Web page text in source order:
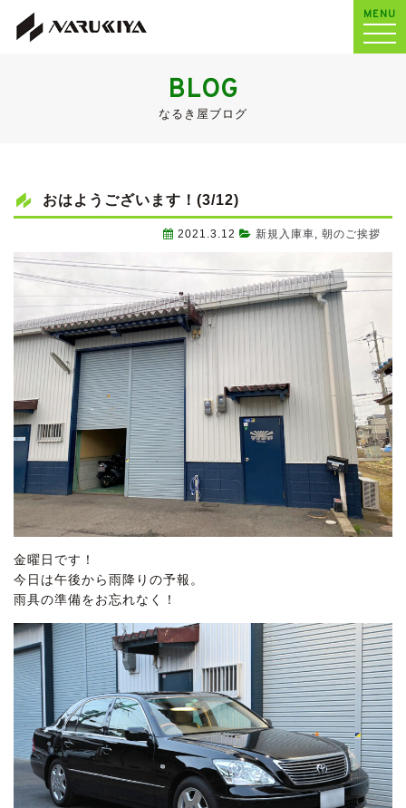
MENU
BLOG
なるき屋ブログ
おはようございます！(3/12)
2021.3.12 新規入庫車, 朝のご挨拶
金曜日です！
今日は午後から雨降りの予報。
雨具の準備をお忘れなく！